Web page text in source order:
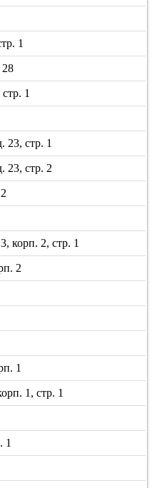
1
1
23, стр. 1
23, стр. 2
корп. 2, стр. 1
2
1
1, стр. 1
1